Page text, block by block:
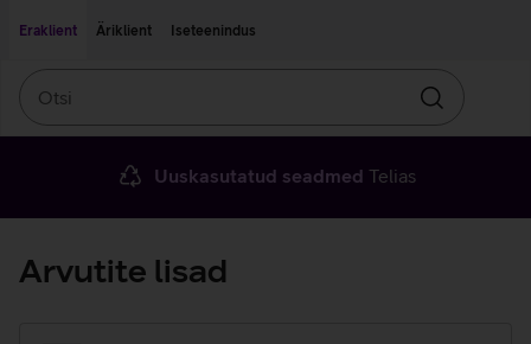
Eraklient
Äriklient Iseteenindus
Otsin
Uuskasutatud seadmed Telias
Arvutite lisad